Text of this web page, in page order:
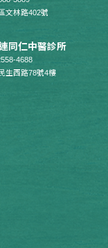
文林路402號
同仁中醫診所
4688
生西路78號4樓